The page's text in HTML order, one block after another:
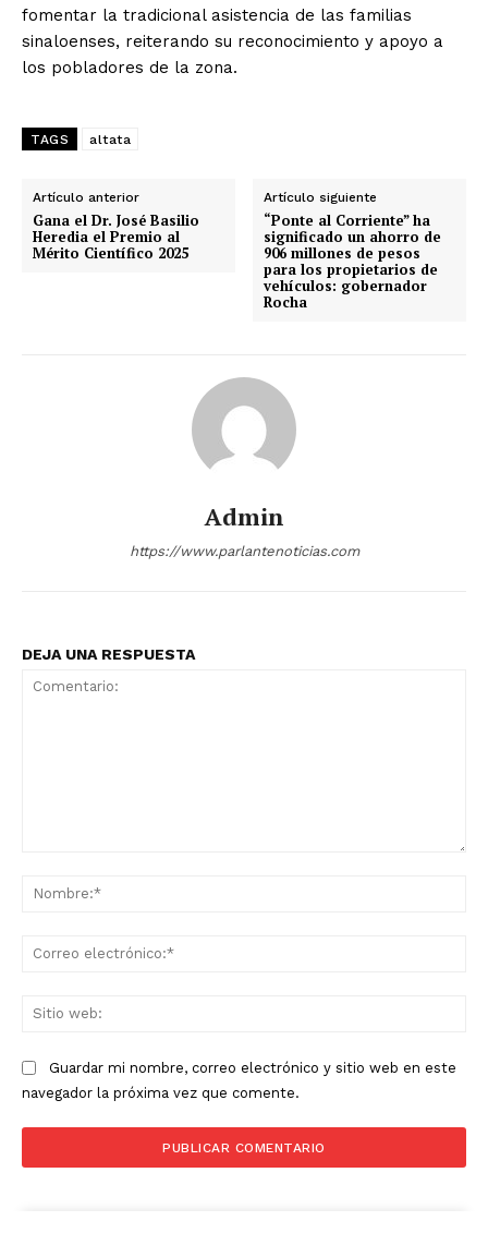
fomentar la tradicional asistencia de las familias
sinaloenses, reiterando su reconocimiento y apoyo a
los pobladores de la zona.
TAGS altata
Artículo anterior
Gana el Dr. José Basilio
Heredia el Premio al
Mérito Científico 2025
Artículo siguiente
“Ponte al Corriente” ha
significado un ahorro de
906 millones de pesos
para los propietarios de
vehículos: gobernador
Rocha
Admin
https://www.parlantenoticias.com
DEJA UNA RESPUESTA
Guardar mi nombre, correo electrónico y sitio web en este
navegador la próxima vez que comente.